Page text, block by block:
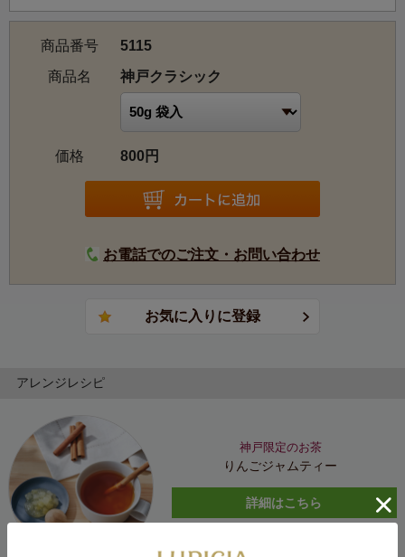
商品番号
5115
商品名
神戸クラシック
価格 800円
お電話でのご注文・お問い合わせ
アレンジレシピ
神戸限定のお茶
りんごジャムティー
詳細はこちら